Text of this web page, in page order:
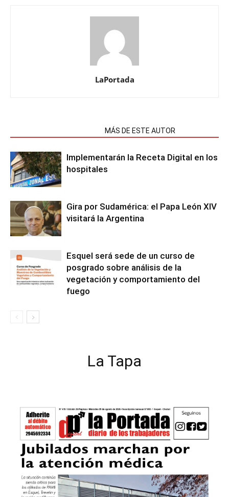
LaPortada
MÁS DE ESTE AUTOR
Implementarán la Receta Digital en los
hospitales
Gira por Sudamérica: el Papa León XIV
visitará la Argentina
Esquel será sede de un curso de
posgrado sobre análisis de la
vegetación y comportamiento del
fuego
La Tapa